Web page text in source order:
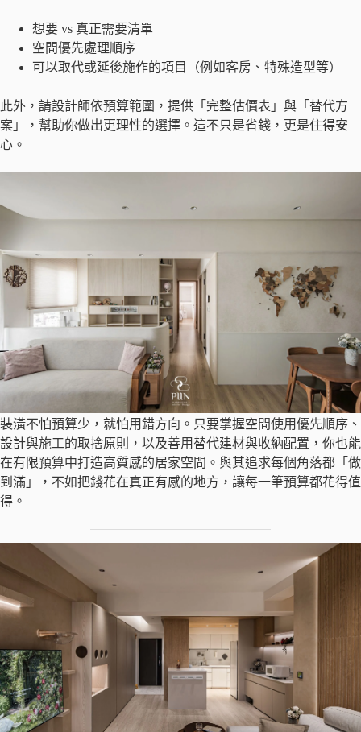
想要 vs 真正需要清單
空間優先處理順序
可以取代或延後施作的項目（例如客房、特殊造型等）
此外，請設計師依預算範圍，提供「完整估價表」與「替代方
案」，幫助你做出更理性的選擇。這不只是省錢，更是住得安
心。
裝潢不怕預算少，就怕用錯方向。只要掌握空間使用優先順序、
設計與施工的取捨原則，以及善用替代建材與收納配置，你也能
在有限預算中打造高質感的居家空間。與其追求每個角落都「做
到滿」，不如把錢花在真正有感的地方，讓每一筆預算都花得值
得。